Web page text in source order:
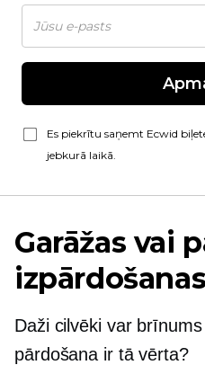
Es piekrītu saņemt Ecwid
jebkurā laikā.
Garāžas vai
Daži cilvēki var
pārdošana ir tā vērta?